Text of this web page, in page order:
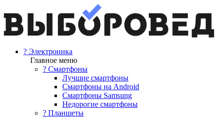
? Электроника
Главное меню
? Смартфоны
Лучшие смартфоны
Смартфоны на Android
Смартфоны Samsung
Недорогие смартфоны
? Планшеты